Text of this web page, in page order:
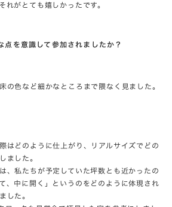
れがとても嬉しかったです。
点を意識して参加されましたか？
の色など細かなところまで隈なく見ました。
はどのように仕上がり、リアルサイズでどの
ました。
、私たちが予定していた坪数とも近かったの
、中に開く」というのをどのように体現され
した。